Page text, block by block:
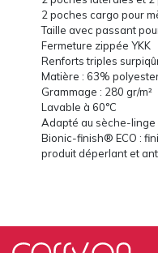
2 poches cargo pour
Taille avec passant
Fermeture zippée YKK
Renforts triples
Matière : 63%
Grammage : 280 gr/m²
Lavable à 60°C
Adapté au sèche-linge
Bionic-finish® ECO :
produit déperlant et